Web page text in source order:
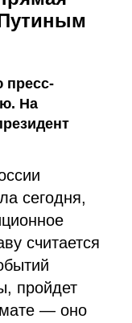
пресс-
На
сегодня,
считается
пройдет
— оно